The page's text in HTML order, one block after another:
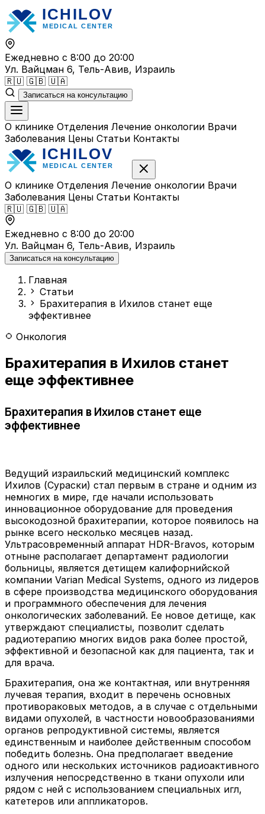
Перейти
к
содержимому
Ежедневно с 8:00 до 20:00
Ул. Вайцман 6, Тель-Авив, Израиль
🇷🇺 🇬🇧 🇺🇦
Записаться на консультацию
О клинике Отделения Лечение онкологии Врачи
Заболевания Цены Статьи Контакты
О клинике Отделения Лечение онкологии Врачи
Заболевания Цены Статьи Контакты
🇷🇺 🇬🇧 🇺🇦
Ежедневно с 8:00 до 20:00
Ул. Вайцман 6, Тель-Авив, Израиль
Записаться на консультацию
Главная
Статьи
Брахитерапия в Ихилов станет еще
эффективнее
Онкология
Брахитерапия в Ихилов станет
еще эффективнее
Брахитерапия в Ихилов станет еще
эффективнее
Ведущий израильский медицинский комплекс
Ихилов (Сураски) стал первым в стране и одним из
немногих в мире, где начали использовать
инновационное оборудование для проведения
высокодозной брахитерапии, которое появилось на
рынке всего несколько месяцев назад.
Ультрасовременный аппарат HDR-Bravos, которым
отныне располагает департамент радиологии
больницы, является детищем калифорнийской
компании Varian Medical Systems, одного из лидеров
в сфере производства медицинского оборудования
и программного обеспечения для лечения
онкологических заболеваний. Ее новое детище, как
утверждают специалисты, позволит сделать
радиотерапию многих видов рака более простой,
эффективной и безопасной как для пациента, так и
для врача.
Брахитерапия, она же контактная, или внутренняя
лучевая терапия, входит в перечень основных
противораковых методов, а в случае с отдельными
видами опухолей, в частности новообразованиями
органов репродуктивной системы, является
единственным и наиболее действенным способом
победить болезнь. Она предполагает введение
одного или нескольких источников радиоактивного
излучения непосредственно в ткани опухоли или
рядом с ней с использованием специальных игл,
катетеров или аппликаторов.